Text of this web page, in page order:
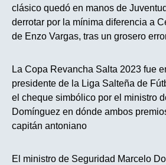
clásico quedó en manos de
derrotar por la mínima diferencia a
de Enzo Vargas, tras un grosero
La Copa Revancha Salta 2023 fue
presidente de la Liga Salteña de
el cheque simbólico por el ministro
Domínguez en dónde ambos
capitán antoniano
El ministro de Seguridad Marcelo